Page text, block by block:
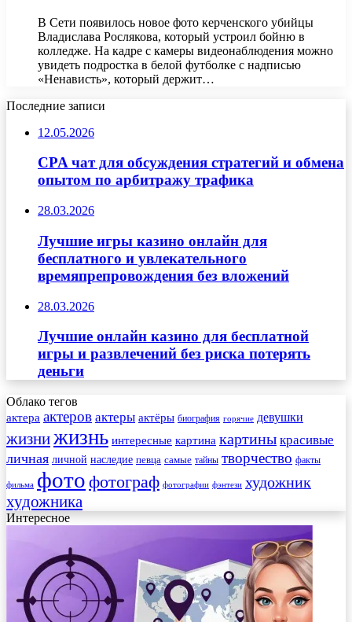
В Сети появилось новое фото керченского убийцы
Владислава Рослякова, который устроил бойню в
колледже. На кадре с камеры видеонаблюдения можно
увидеть подростка в белой футболке с надписью
«Ненависть», который держит…
Последние записи
12.05.2026
CPA чат для обсуждения стратегий и обмена
опытом по арбитражу трафика
28.03.2026
Лучшие игры казино онлайн для
бесплатного и увлекательного
времяпрепровождения без вложений
28.03.2026
Лучшие онлайн казино для бесплатной
игры и развлечений без риска потерять
деньги
Облако тегов
актера актеров актеры актёры биография горячие девушки
жизнижизнь интересные картина картины красивые
личная личной наследие певца самые тайны творчество факты
фильма фото фотограф фотографии фэнтези художник
художника
Интересное